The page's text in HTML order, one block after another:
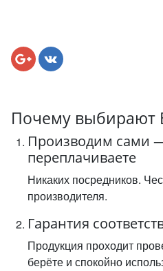
Почему выбирают
Производим сами
переплачиваете
Никаких посредников.
производителя.
Гарантия
Продукция проходит
берёте и спокойно